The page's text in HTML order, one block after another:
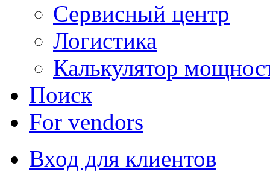
Сервисный центр
Логистика
Калькулятор
Поиск
For vendors
Вход для клиентов